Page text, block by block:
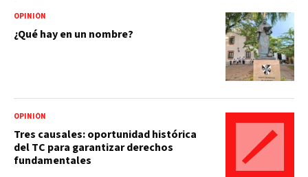
OPINIÓN
¿Qué hay en un nombre?
OPINIÓN
Tres causales: oportunidad histórica
del TC para garantizar derechos
fundamentales